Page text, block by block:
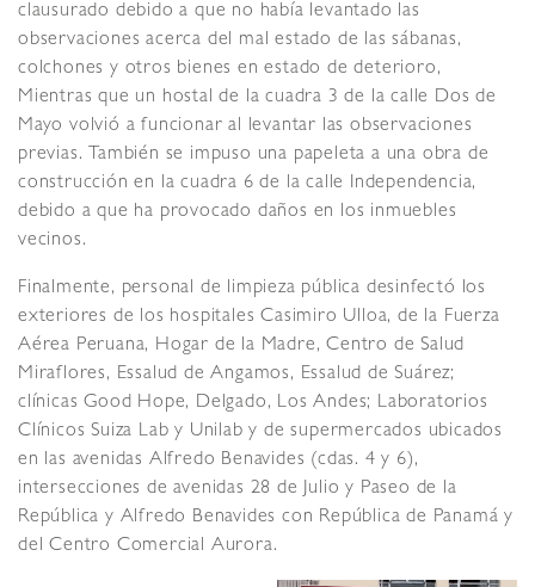
clausurado debido a que no había levantado las
observaciones acerca del mal estado de las sábanas,
colchones y otros bienes en estado de deterioro,
Mientras que un hostal de la cuadra 3 de la calle Dos de
Mayo volvió a funcionar al levantar las observaciones
previas. También se impuso una papeleta a una obra de
construcción en la cuadra 6 de la calle Independencia,
debido a que ha provocado daños en los inmuebles
vecinos.
Finalmente, personal de limpieza pública desinfectó los
exteriores de los hospitales Casimiro Ulloa, de la Fuerza
Aérea Peruana, Hogar de la Madre, Centro de Salud
Miraflores, Essalud de Angamos, Essalud de Suárez;
clínicas Good Hope, Delgado, Los Andes; Laboratorios
Clínicos Suiza Lab y Unilab y de supermercados ubicados
en las avenidas Alfredo Benavides (cdas. 4 y 6),
intersecciones de avenidas 28 de Julio y Paseo de la
República y Alfredo Benavides con República de Panamá y
del Centro Comercial Aurora.